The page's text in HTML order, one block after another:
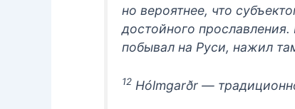
но вероятнее, что
достойного
побывал на Руси, нажил
12 Hólmgarðr —